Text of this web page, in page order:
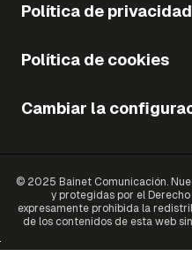
Política de privacidad
Política de cookies
Cambiar la
© 2025 Bainet Comunicación.
y protegidas por el
expresamente prohibida la
de los contenidos de esta web